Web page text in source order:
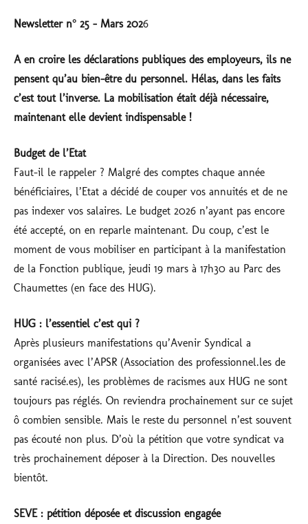
Newsletter n° 25 - Mars 2026
A en croire les déclarations publiques des employeurs, ils ne
pensent qu’au bien-être du personnel. Hélas, dans les faits
c’est tout l’inverse. La mobilisation était déjà nécessaire,
maintenant elle devient indispensable !
Budget de l’Etat
Faut-il le rappeler ? Malgré des comptes chaque année
bénéficiaires, l’Etat a décidé de couper vos annuités et de ne
pas indexer vos salaires. Le budget 2026 n’ayant pas encore
été accepté, on en reparle maintenant. Du coup, c’est le
moment de vous mobiliser en participant à la manifestation
de la Fonction publique, jeudi 19 mars à 17h30 au Parc des
Chaumettes (en face des HUG).
HUG : l’essentiel c’est qui ?
Après plusieurs manifestations qu’Avenir Syndical a
organisées avec l’APSR (Association des professionnel.les de
santé racisé.es), les problèmes de racismes aux HUG ne sont
toujours pas réglés. On reviendra prochainement sur ce sujet
ô combien sensible. Mais le reste du personnel n’est souvent
pas écouté non plus. D’où la pétition que votre syndicat va
très prochainement déposer à la Direction. Des nouvelles
bientôt.
SEVE : pétition déposée et discussion engagée